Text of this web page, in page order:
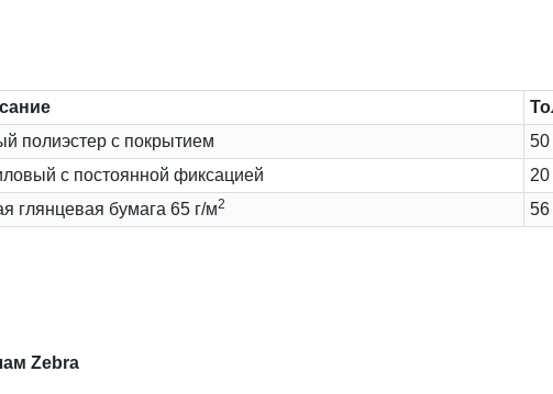
полиэстер с покрытием
50
с постоянной фиксацией
20
глянцевая бумага 65 г/м2 56
Zebra